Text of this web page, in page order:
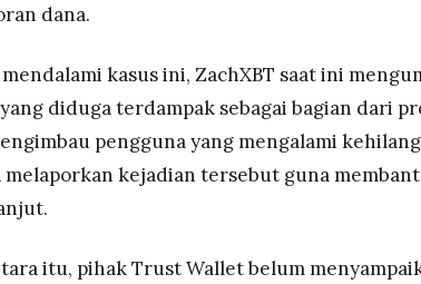
dana.
kasus ini, ZachXBT saat ini
diduga terdampak sebagai bagian dari
pengguna yang mengalami
melaporkan kejadian tersebut guna
itu, pihak Trust Wallet belum